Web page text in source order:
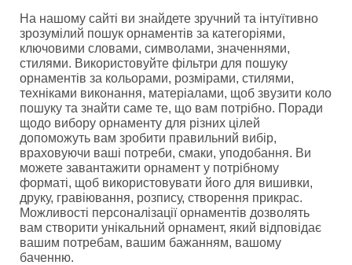
На нашому сайті ви знайдете зручний та інтуїтивно
зрозумілий пошук орнаментів за категоріями,
ключовими словами, символами, значеннями,
стилями. Використовуйте фільтри для пошуку
орнаментів за кольорами, розмірами, стилями,
техніками виконання, матеріалами, щоб звузити коло
пошуку та знайти саме те, що вам потрібно. Поради
щодо вибору орнаменту для різних цілей
допоможуть вам зробити правильний вибір,
враховуючи ваші потреби, смаки, уподобання. Ви
можете завантажити орнамент у потрібному
форматі, щоб використовувати його для вишивки,
друку, гравіювання, розпису, створення прикрас.
Можливості персоналізації орнаментів дозволять
вам створити унікальний орнамент, який відповідає
вашим потребам, вашим бажанням, вашому
баченню.